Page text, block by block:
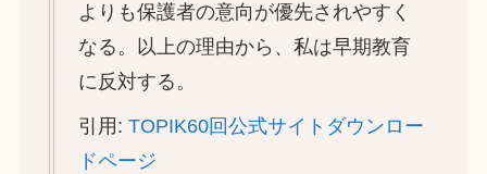
よりも保護者の意向が優先されやすく
なる。以上の理由から、私は早期教育
に反対する。
引用: TOPIK60回公式サイトダウンロー
ドページ